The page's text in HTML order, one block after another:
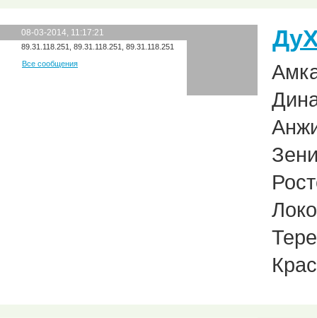
08-03-2014, 11:17:21
89.31.118.251, 89.31.118.251, 89.31.118.251
Все сообщения